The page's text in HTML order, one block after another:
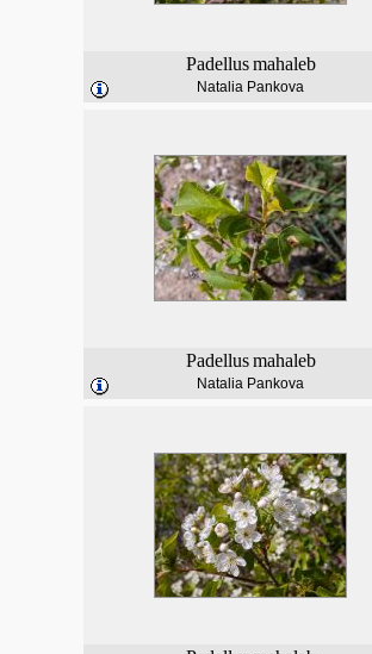
Padellus mahaleb
Natalia Pankova
Padellus mahaleb
Natalia Pankova